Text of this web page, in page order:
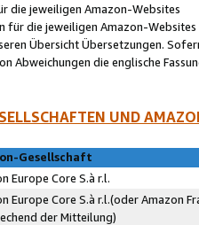
die jeweiligen Amazon-Websites
für die jeweiligen Amazon-Websites
Übersicht Übersetzungen.
Abweichungen die englische
UND
Gesellschaft
Europe Core S.à r.l.
Europe Core S.à r.l.(oder Amazon
der Mitteilung)